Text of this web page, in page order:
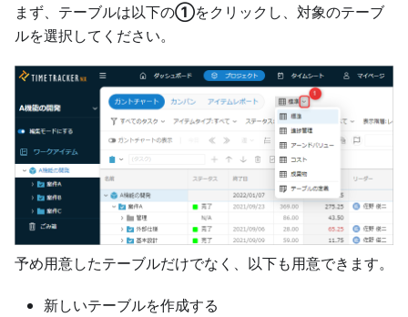
まず、テーブルは以下の①をクリックし、対象のテーブ
ルを選択してください。
予め用意したテーブルだけでなく、以下も用意できます。
新しいテーブルを作成する